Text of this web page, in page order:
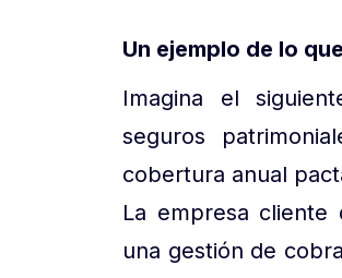
Un ejemplo de lo
Imagina el
seguros
cobertura anual
La empresa
una gestión de